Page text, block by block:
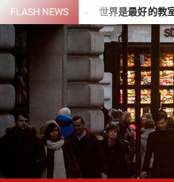
Skip
to
content
FLASH NEWS
危機 世界是最好的教室 大里高